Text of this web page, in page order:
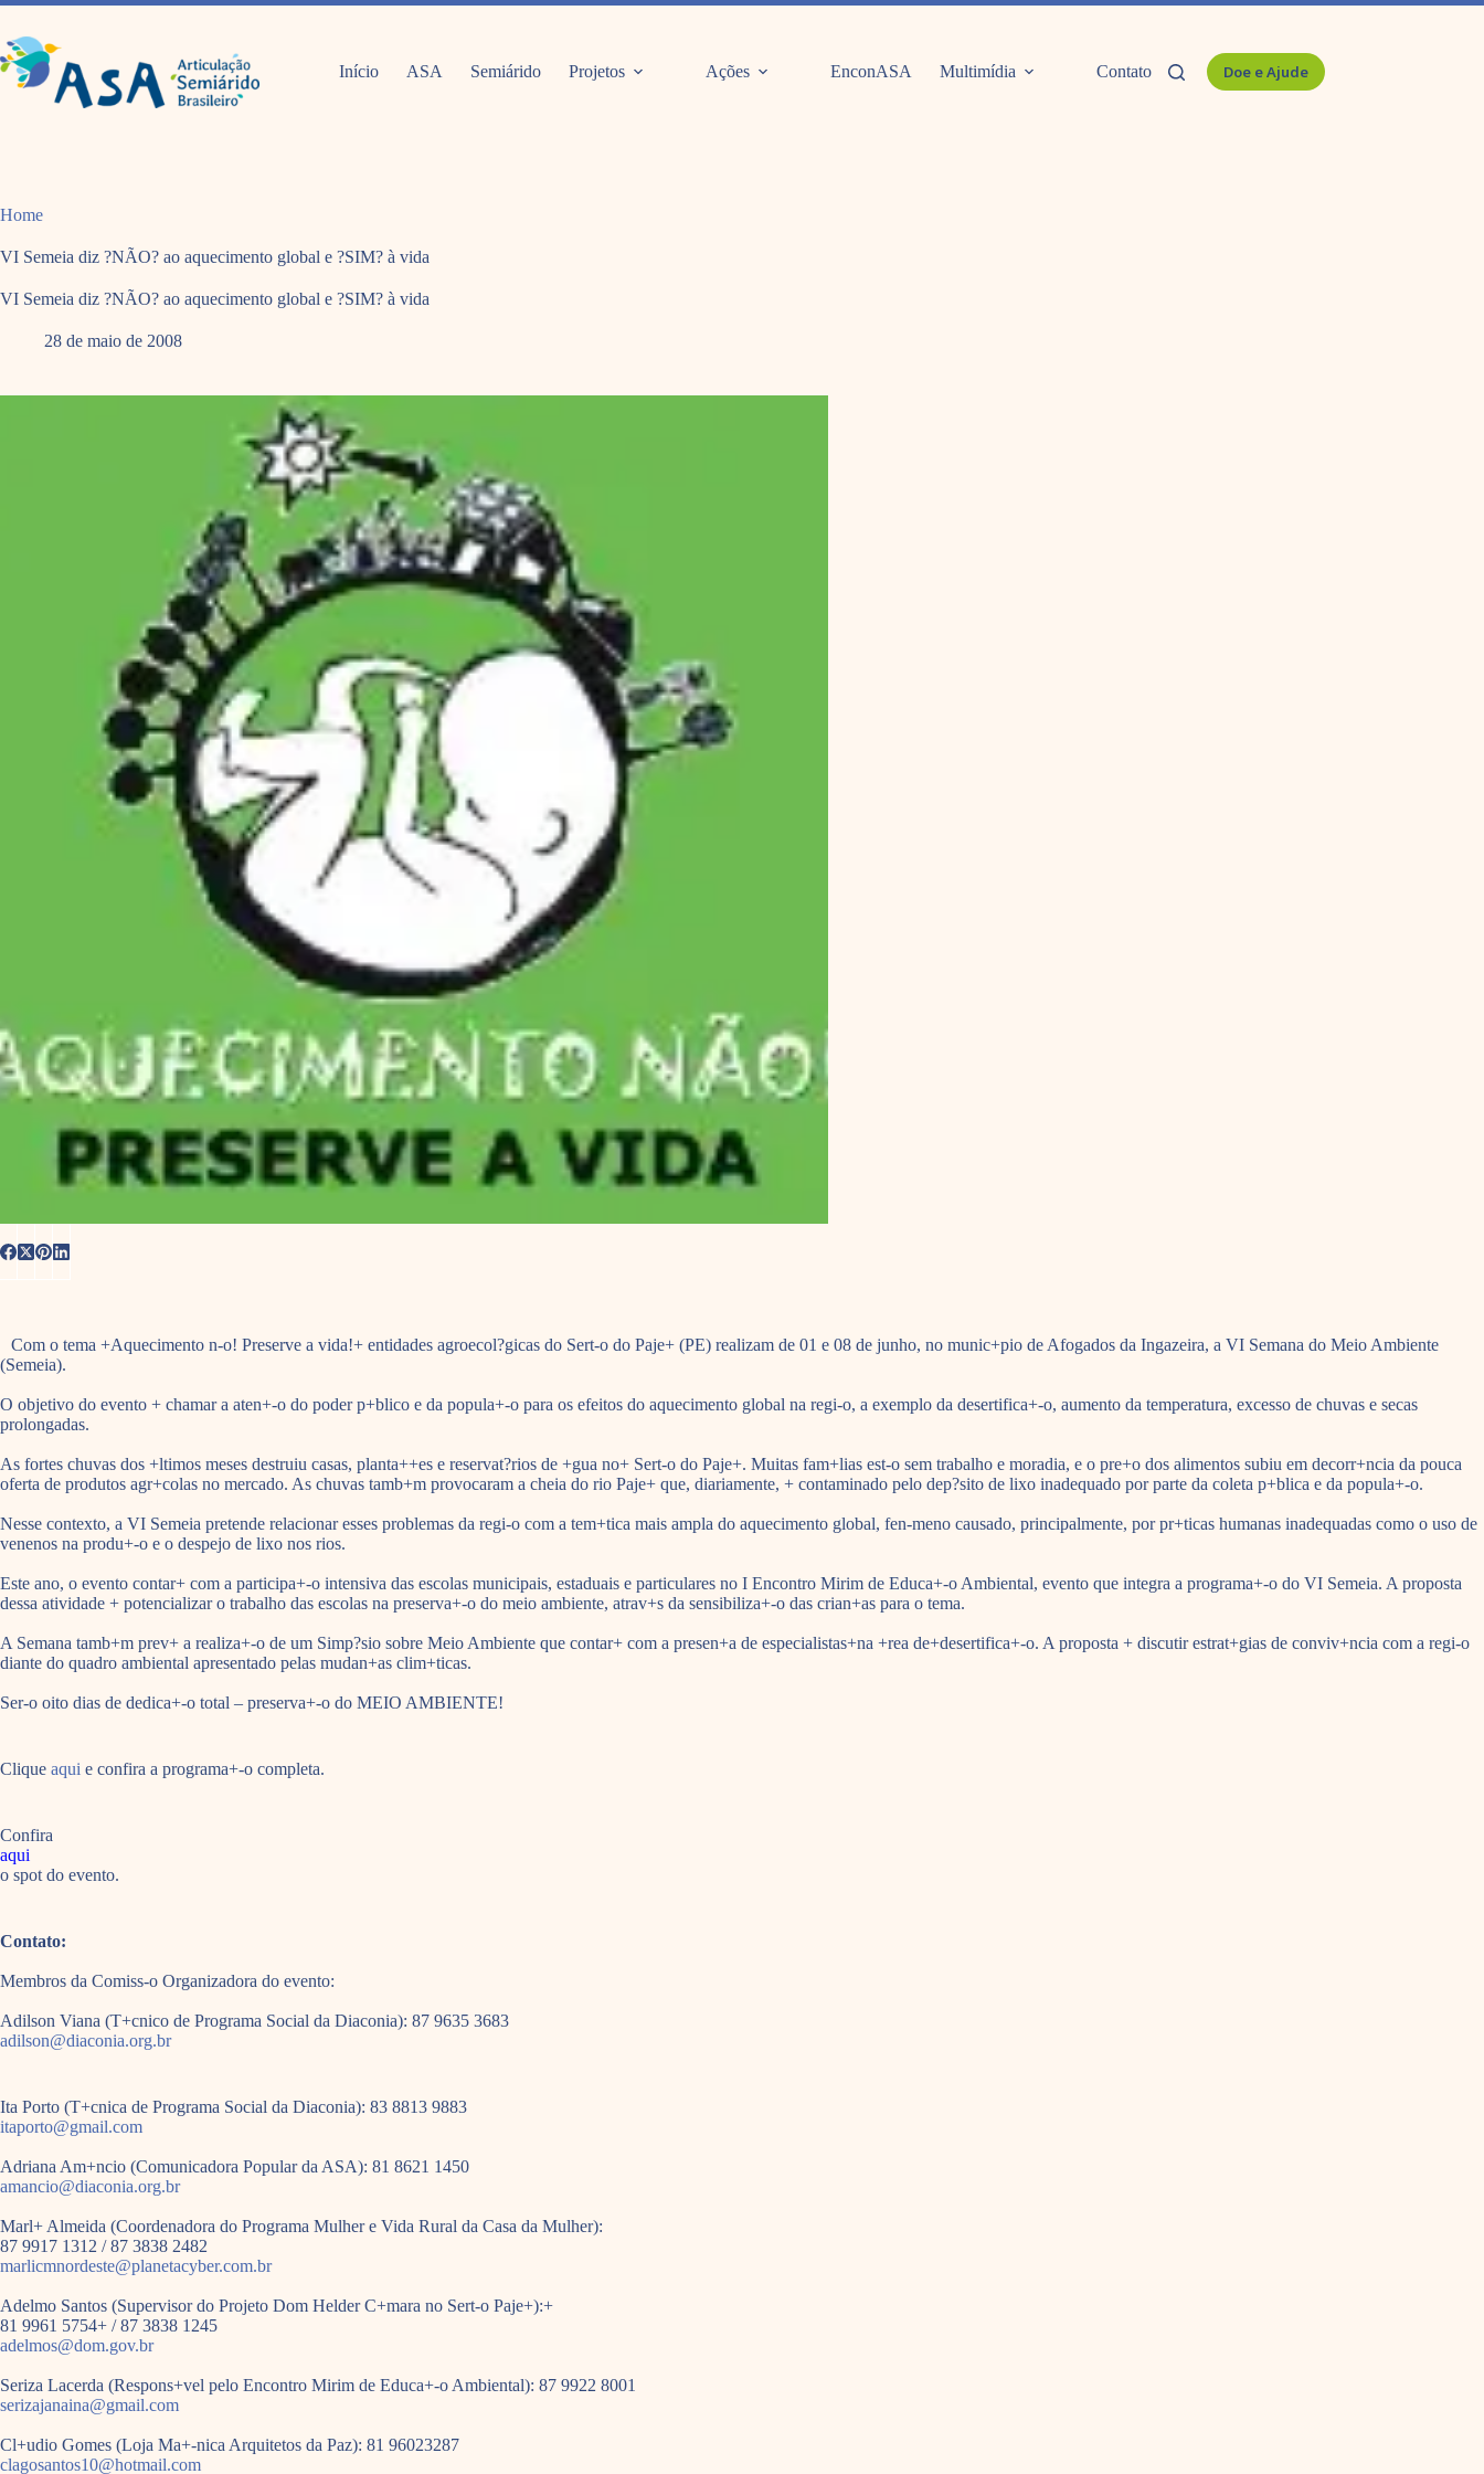
Pular
o
conteúdo
Início ASA Semiárido Projetos Ações EnconASA Multimídia Contato Doe e Ajude
Home
VI Semeia diz ?NÃO? ao aquecimento global e ?SIM? à vida
VI Semeia diz ?NÃO? ao aquecimento global e ?SIM? à vida
28 de maio de 2008
Com o tema +Aquecimento n-o! Preserve a vida!+ entidades agroecol?gicas do Sert-o do Paje+ (PE) realizam de 01 e 08 de junho, no munic+pio de Afogados da Ingazeira, a VI Semana do Meio Ambiente
(Semeia).
O objetivo do evento + chamar a aten+-o do poder p+blico e da popula+-o para os efeitos do aquecimento global na regi-o, a exemplo da desertifica+-o, aumento da temperatura, excesso de chuvas e secas
prolongadas.
As fortes chuvas dos +ltimos meses destruiu casas, planta++es e reservat?rios de +gua no+ Sert-o do Paje+. Muitas fam+lias est-o sem trabalho e moradia, e o pre+o dos alimentos subiu em decorr+ncia da pouca
oferta de produtos agr+colas no mercado. As chuvas tamb+m provocaram a cheia do rio Paje+ que, diariamente, + contaminado pelo dep?sito de lixo inadequado por parte da coleta p+blica e da popula+-o.
Nesse contexto, a VI Semeia pretende relacionar esses problemas da regi-o com a tem+tica mais ampla do aquecimento global, fen-meno causado, principalmente, por pr+ticas humanas inadequadas como o uso de
venenos na produ+-o e o despejo de lixo nos rios.
Este ano, o evento contar+ com a participa+-o intensiva das escolas municipais, estaduais e particulares no I Encontro Mirim de Educa+-o Ambiental, evento que integra a programa+-o do VI Semeia. A proposta
dessa atividade + potencializar o trabalho das escolas na preserva+-o do meio ambiente, atrav+s da sensibiliza+-o das crian+as para o tema.
A Semana tamb+m prev+ a realiza+-o de um Simp?sio sobre Meio Ambiente que contar+ com a presen+a de especialistas+na +rea de+desertifica+-o. A proposta + discutir estrat+gias de conviv+ncia com a regi-o
diante do quadro ambiental apresentado pelas mudan+as clim+ticas.
Ser-o oito dias de dedica+-o total – preserva+-o do MEIO AMBIENTE!
Clique aqui e confira a programa+-o completa.
Confira
aqui
o spot do evento.
Contato:
Membros da Comiss-o Organizadora do evento:
Adilson Viana (T+cnico de Programa Social da Diaconia): 87 9635 3683
adilson@diaconia.org.br
Ita Porto (T+cnica de Programa Social da Diaconia): 83 8813 9883
itaporto@gmail.com
Adriana Am+ncio (Comunicadora Popular da ASA): 81 8621 1450
amancio@diaconia.org.br
Marl+ Almeida (Coordenadora do Programa Mulher e Vida Rural da Casa da Mulher):
87 9917 1312 / 87 3838 2482
marlicmnordeste@planetacyber.com.br
Adelmo Santos (Supervisor do Projeto Dom Helder C+mara no Sert-o Paje+):+
81 9961 5754+ / 87 3838 1245
adelmos@dom.gov.br
Seriza Lacerda (Respons+vel pelo Encontro Mirim de Educa+-o Ambiental): 87 9922 8001
serizajanaina@gmail.com
Cl+udio Gomes (Loja Ma+-nica Arquitetos da Paz): 81 96023287
clagosantos10@hotmail.com